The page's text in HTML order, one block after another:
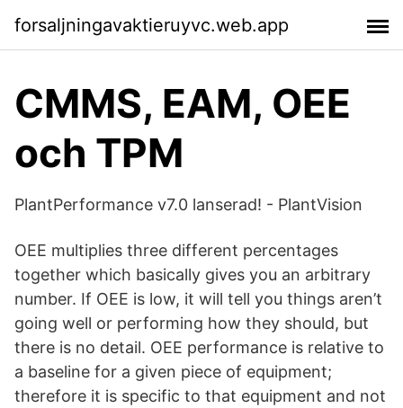
forsaljningavaktieruyvc.web.app
CMMS, EAM, OEE
och TPM
PlantPerformance v7.0 lanserad! - PlantVision
OEE multiplies three different percentages
together which basically gives you an arbitrary
number. If OEE is low, it will tell you things aren’t
going well or performing how they should, but
there is no detail. OEE performance is relative to
a baseline for a given piece of equipment;
therefore it is specific to that equipment and not